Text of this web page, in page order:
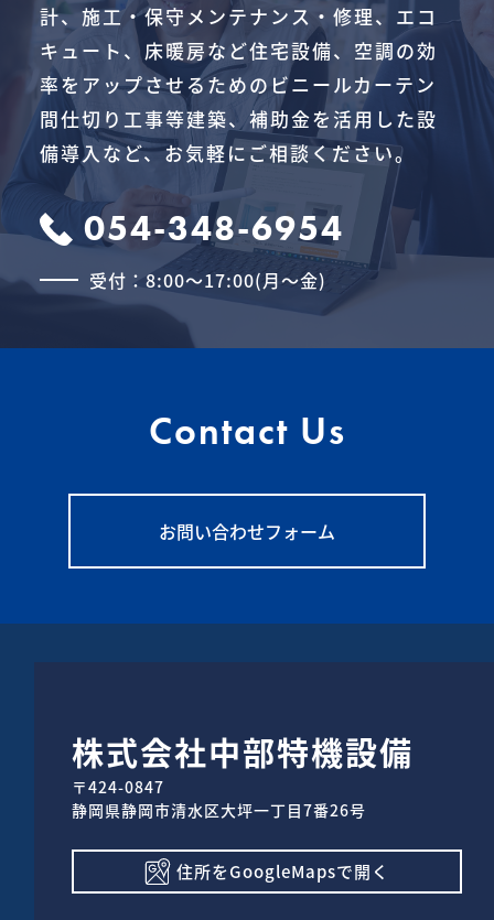
計、施工・保守メンテナンス・修理、エコ
キュート、床暖房など住宅設備、空調の効
率をアップさせるためのビニールカーテン
間仕切り工事等建築、補助金を活用した設
備導入など、お気軽にご相談ください。
054-348-6954
受付：8:00～17:00(月～金)
Contact Us
お問い合わせフォーム
株式会社中部特機設備
〒424-0847
静岡県静岡市清水区大坪一丁目7番26号
住所をGoogleMapsで開く